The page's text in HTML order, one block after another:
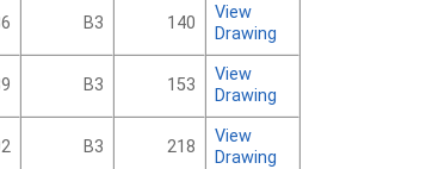
B3 140
View
Drawing
B3 153
View
Drawing
B3 218
View
Drawing